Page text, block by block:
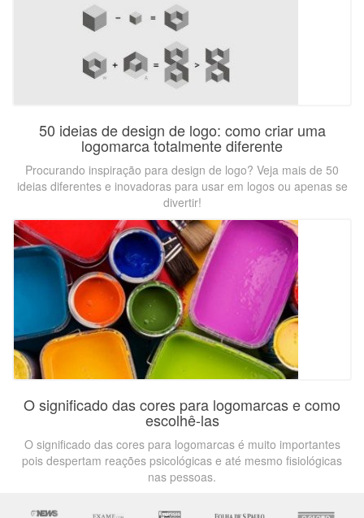
50 ideias de design de logo: como criar uma
logomarca totalmente diferente
Procurando inspiração para design de logo? Veja mais de 50
ideias diferentes e inovadoras para usar em logos ou apenas se
divertir!
O significado das cores para logomarcas e como
escolhê-las
O significado das cores para logomarcas é muito importantes
pois despertam reações psicológicas e até mesmo fisiológicas
nas pessoas.